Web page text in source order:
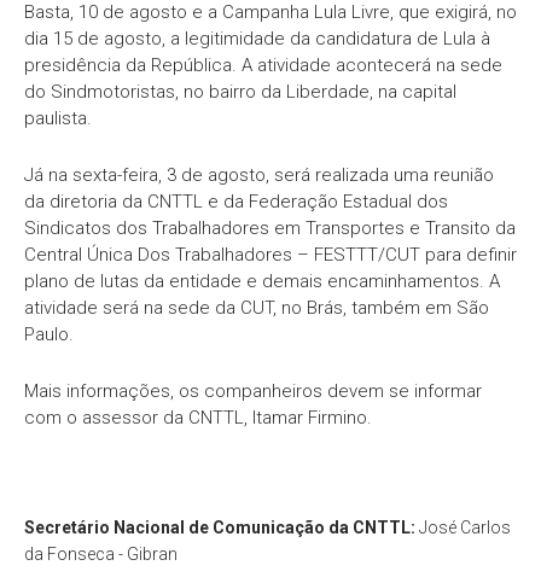
Basta, 10 de agosto e a Campanha Lula Livre, que exigirá, no
dia 15 de agosto, a legitimidade da candidatura de Lula à
presidência da República. A atividade acontecerá na sede
do Sindmotoristas, no bairro da Liberdade, na capital
paulista.
Já na sexta-feira, 3 de agosto, será realizada uma reunião
da diretoria da CNTTL e da Federação Estadual dos
Sindicatos dos Trabalhadores em Transportes e Transito da
Central Única Dos Trabalhadores – FESTTT/CUT para definir
plano de lutas da entidade e demais encaminhamentos. A
atividade será na sede da CUT, no Brás, também em São
Paulo.
Mais informações, os companheiros devem se informar
com o assessor da CNTTL, Itamar Firmino.
Secretário Nacional de Comunicação da CNTTL: José Carlos
da Fonseca - Gibran